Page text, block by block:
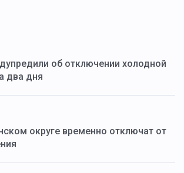
об отключении холодной
два дня
округе временно отключат от